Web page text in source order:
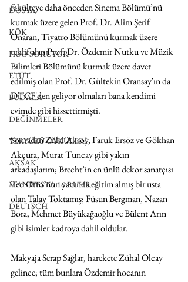
DOSYA
KÖK
HUO SORUYOR
ETÜT
BUDALA
DEĞİNMELER
YERYÜZÜ ÖYKÜLERİ
AKSAK
MANIFESTA 16 RUHR
DEUTSCH
fakülteye daha önceden Sinema Bölümü’nü
kurmak üzere gelen Prof. Dr. Alim Şerif
Onaran, Tiyatro Bölümünü kurmak üzere
teklif alan Prof. Dr. Özdemir Nutku ve Müzik
Bilimleri Bölümünü kurmak üzere davet
edilmiş olan Prof. Dr. Gültekin Oransay'ın da
DTCF'den geliyor olmaları bana kendimi
evimde gibi hissettirmişti.
Sonradan Zülal Aksoy, Faruk Ersöz ve Gökhan
Akçura, Murat Tuncay gibi yakın
arkadaşlarım; Brecht’in en ünlü dekor sanatçısı
Teo Otto’nun yanında eğitim almış bir usta
olan Talay Toktamış; Füsun Bergman, Nazan
Bora, Mehmet Büyükağaoğlu ve Bülent Arın
gibi isimler kadroya dahil oldular.
Makyaja Serap Sağlar, harekete Zühal Olcay
gelince; tüm bunlara Özdemir hocanın